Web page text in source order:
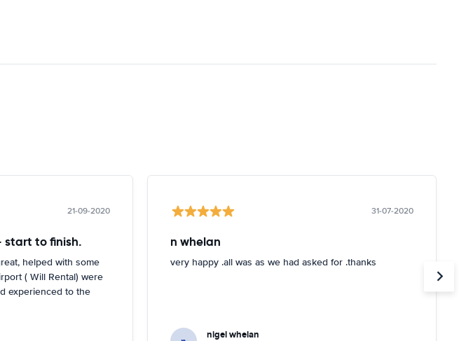
21-09-2020
start to finish.
helped with some
( Will Rental) were
experienced to the
31-07-2020
n whelan
very happy .all was as we had asked for .thanks
nigel whelan